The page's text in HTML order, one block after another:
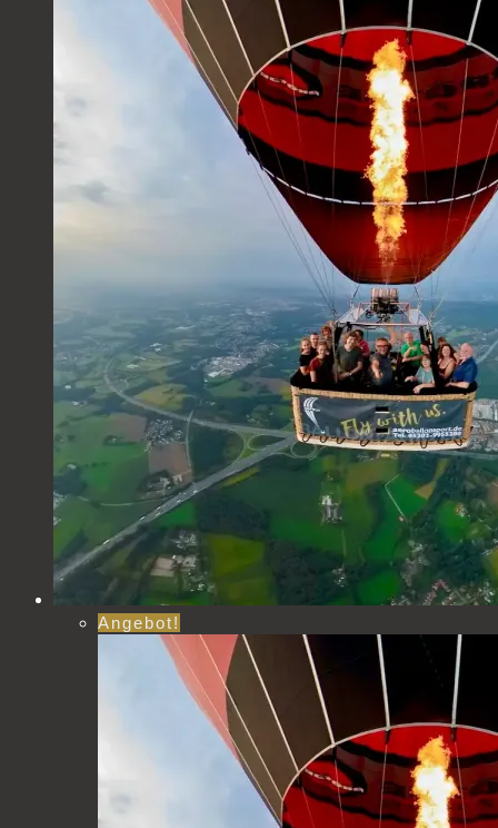
Angebot!